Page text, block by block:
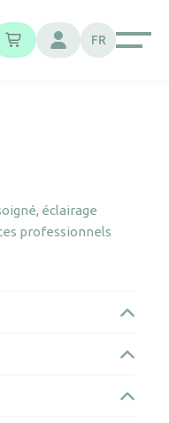
FR
éclairage
professionnels